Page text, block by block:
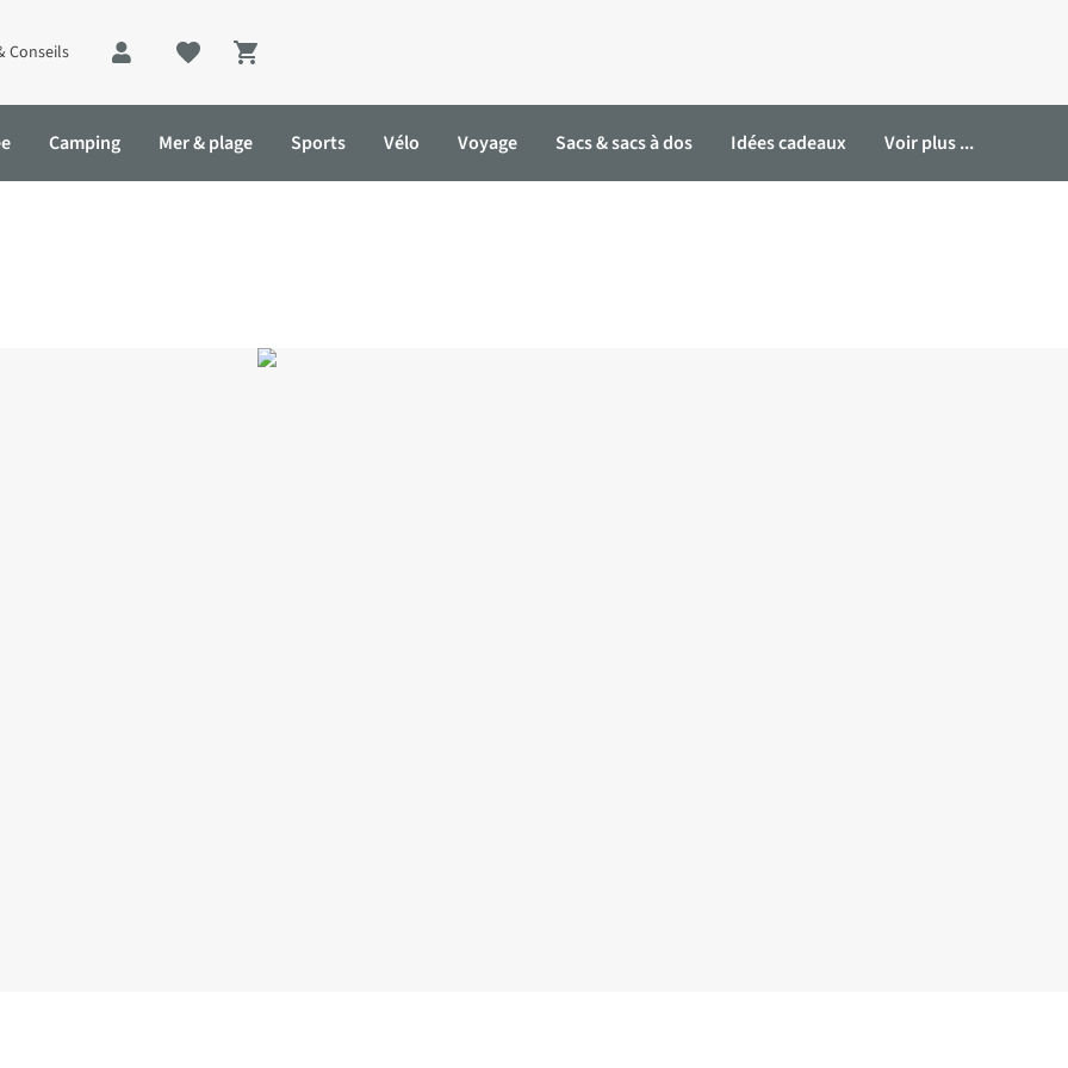
Conseils
Shopping cart
Camping Mer & plage Sports Vélo Voyage Sacs & sacs à dos Idées cadeaux Voir plus ...